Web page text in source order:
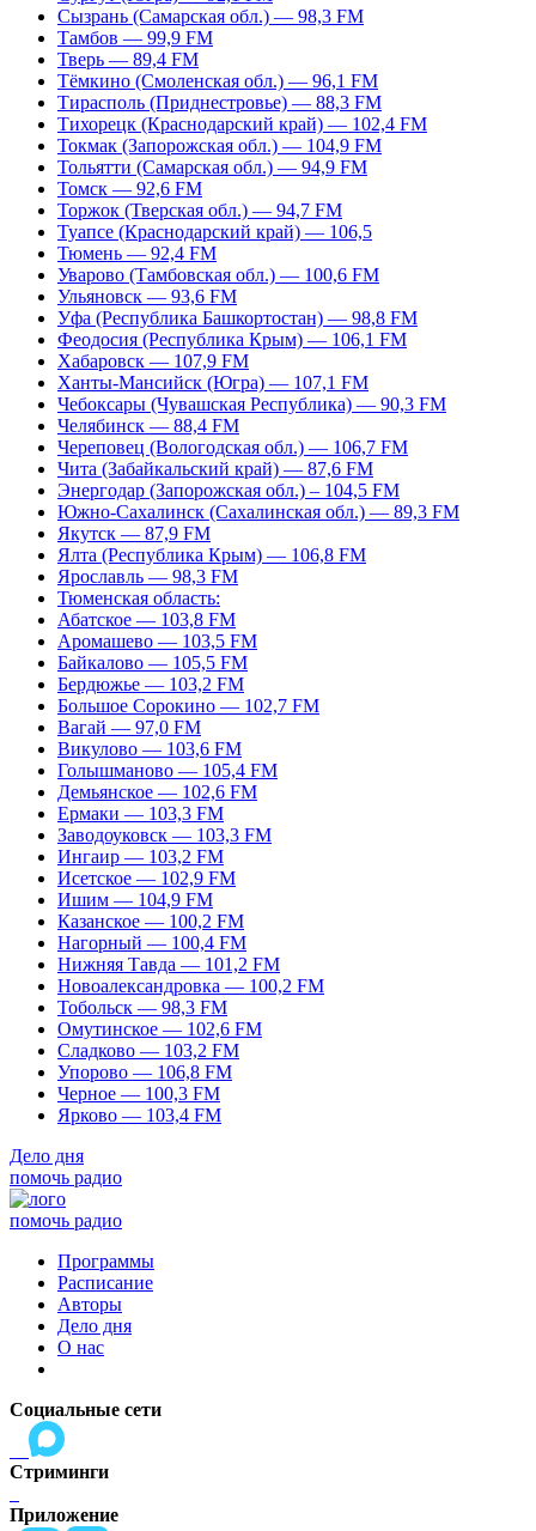
Сызрань (Самарская обл.) — 98,3 FM
Тамбов — 99,9 FM
Тверь — 89,4 FM
Тёмкино (Смоленская обл.) — 96,1 FM
Тирасполь (Приднестровье) — 88,3 FM
Тихорецк (Краснодарский край) — 102,4 FM
Токмак (Запорожская обл.) — 104,9 FM
Тольятти (Самарская обл.) — 94,9 FM
Томск — 92,6 FM
Торжок (Тверская обл.) — 94,7 FM
Туапсе (Краснодарский край) — 106,5
Тюмень — 92,4 FM
Уварово (Тамбовская обл.) — 100,6 FM
Ульяновск — 93,6 FM
Уфа (Республика Башкортостан) — 98,8 FM
Феодосия (Республика Крым) — 106,1 FM
Хабаровск — 107,9 FM
Ханты-Мансийск (Югра) — 107,1 FM
Чебоксары (Чувашская Республика) — 90,3 FM
Челябинск — 88,4 FM
Череповец (Вологодская обл.) — 106,7 FM
Чита (Забайкальский край) — 87,6 FM
Энергодар (Запорожская обл.) – 104,5 FM
Южно-Сахалинск (Сахалинская обл.) — 89,3 FM
Якутск — 87,9 FM
Ялта (Республика Крым) — 106,8 FM
Ярославль — 98,3 FM
Тюменская область:
Абатское — 103,8 FM
Аромашево — 103,5 FM
Байкалово — 105,5 FM
Бердюжье — 103,2 FM
Большое Сорокино — 102,7 FM
Вагай — 97,0 FM
Викулово — 103,6 FM
Голышманово — 105,4 FM
Демьянское — 102,6 FM
Ермаки — 103,3 FM
Заводоуковск — 103,3 FM
Ингаир — 103,2 FM
Исетское — 102,9 FM
Ишим — 104,9 FM
Казанское — 100,2 FM
Нагорный — 100,4 FM
Нижняя Тавда — 101,2 FM
Новоалександровка — 100,2 FM
Тобольск — 98,3 FM
Омутинское — 102,6 FM
Сладково — 103,2 FM
Упорово — 106,8 FM
Черное — 100,3 FM
Ярково — 103,4 FM
Дело дня
помочь радио
помочь радио
Программы
Расписание
Авторы
Дело дня
О нас
Социальные сети
Стриминги
Приложение